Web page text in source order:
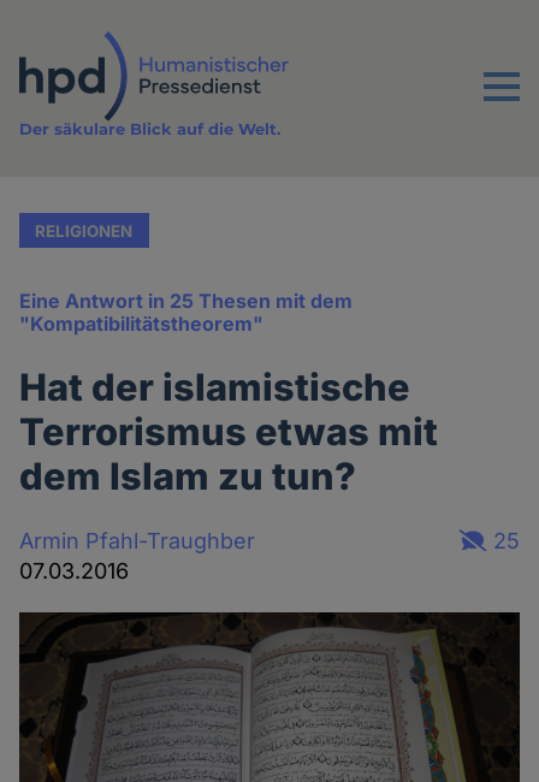
Inhalt
Menu
Der säkulare Blick auf die Welt.
RELIGIONEN
Eine Antwort in 25 Thesen mit dem
"Kompatibilitätstheorem"
Hat der islamistische
Terrorismus etwas mit
dem Islam zu tun?
Armin Pfahl-Traughber
07.03.2016
25